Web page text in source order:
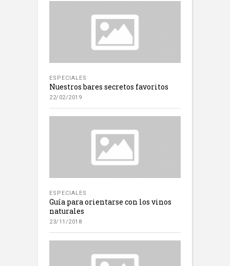
ESPECIALES
Nuestros bares secretos favoritos
22/02/2019
ESPECIALES
Guía para orientarse con los vinos
naturales
23/11/2018